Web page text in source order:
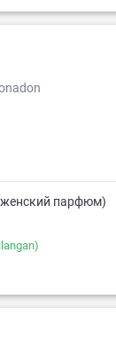
парфюм)